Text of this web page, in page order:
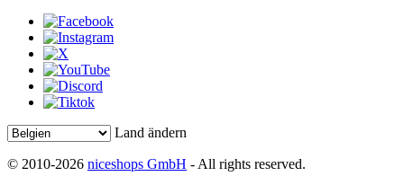
Land ändern
© 2010-2026 niceshops GmbH - All rights reserved.